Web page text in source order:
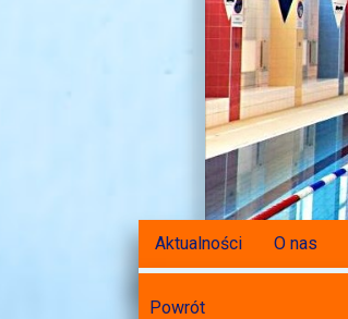
Aktualności O nas
Powrót